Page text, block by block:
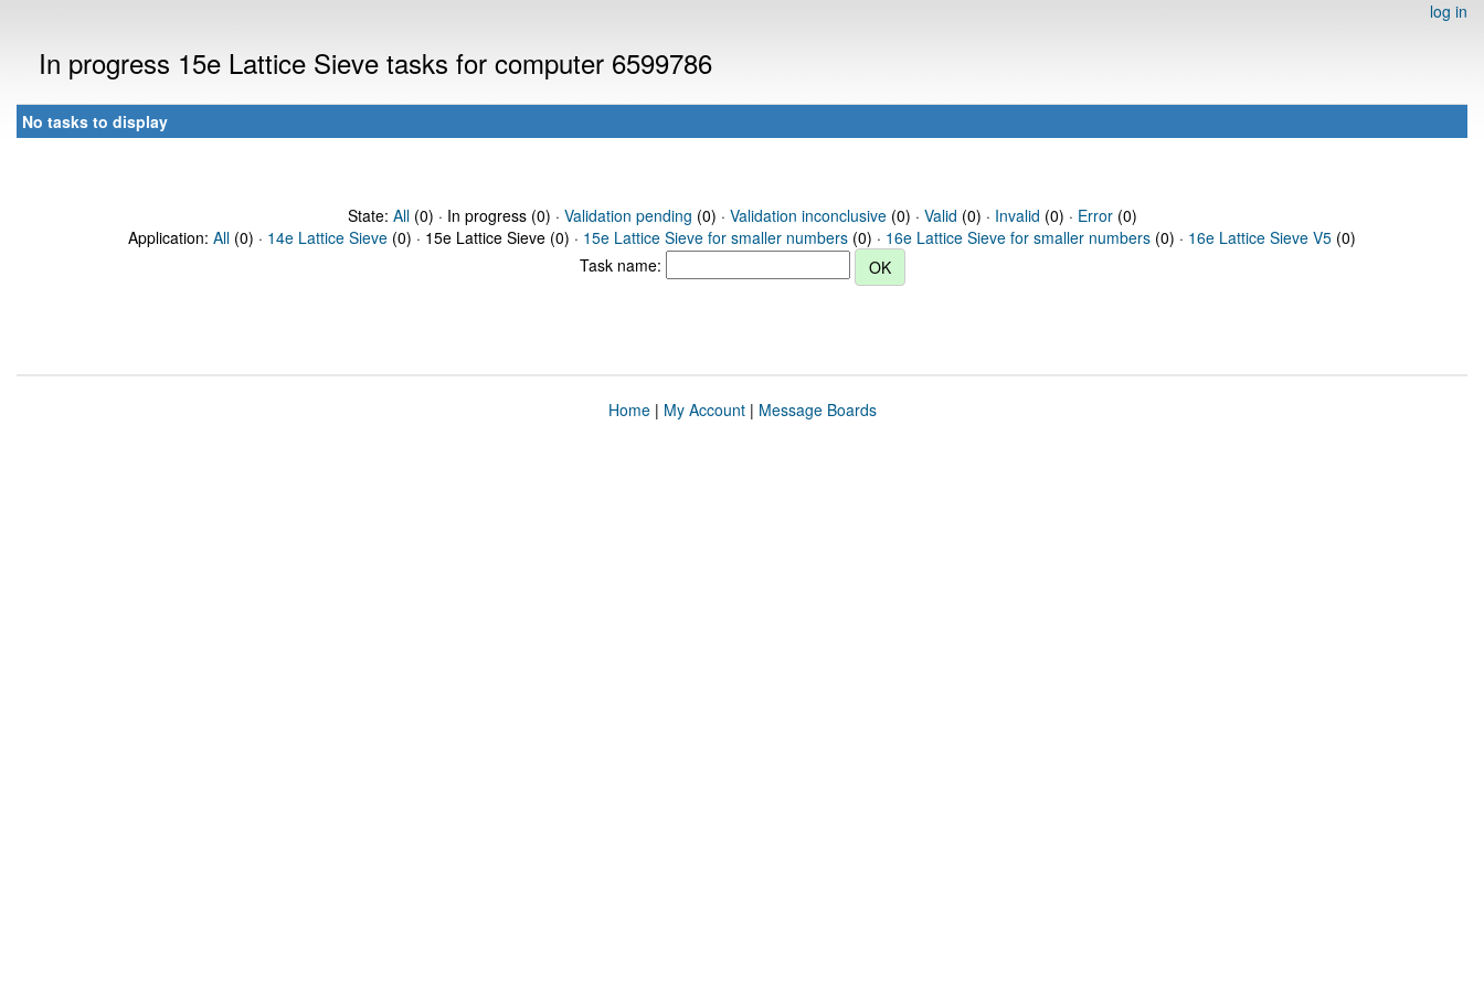
log in
In progress 15e Lattice Sieve tasks for computer 6599786
No tasks to display
State: All(0) · In progress (0) · Validation pending (0) · Validation inconclusive(0) · Valid (0) · Invalid (0) · Error(0)
Application: All (0) · 14e Lattice Sieve (0) · 15e Lattice Sieve (0) · 15e Lattice Sieve for smaller numbers (0) · 16e Lattice Sieve for smaller numbers (0) · 16e Lattice Sieve V5 (0)
Task name:
Home| My Account| Message Boards